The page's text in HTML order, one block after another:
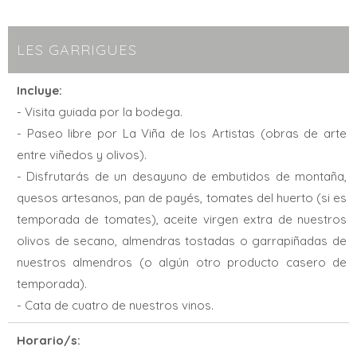
LES GARRIGUES
Incluye:
- Visita guiada por la bodega.
- Paseo libre por La Viña de los Artistas (obras de arte
entre viñedos y olivos).
- Disfrutarás de un desayuno de embutidos de montaña,
quesos artesanos, pan de payés, tomates del huerto (si es
temporada de tomates), aceite virgen extra de nuestros
olivos de secano, almendras tostadas o garrapiñadas de
nuestros almendros (o algún otro producto casero de
temporada).
- Cata de cuatro de nuestros vinos.
Horario/s: